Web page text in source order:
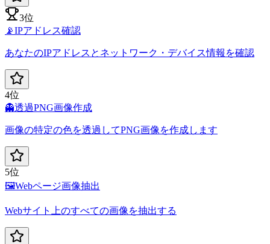
3位
📡IPアドレス確認
あなたのIPアドレスとネットワーク・デバイス情報を確認
4位
👻透過PNG画像作成
画像の特定の色を透過してPNG画像を作成します
5位
🖼️Webページ画像抽出
Webサイト上のすべての画像を抽出する